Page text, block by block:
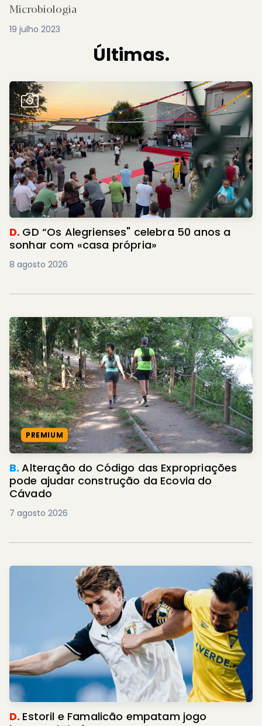
Microbiologia
19 julho 2023
Últimas.
D. GD “Os Alegrienses" celebra 50 anos a
sonhar com «casa própria»
8 agosto 2026
PREMIUM
B.Alteração do Código das Expropriações
pode ajudar construção da Ecovia do
Cávado
7 agosto 2026
D. Estoril e Famalicão empatam jogo